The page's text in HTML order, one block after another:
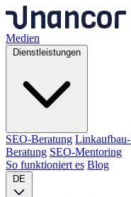
Medien
Dienstleistungen
SEO-Beratung
Beratung SEO-Mentoring
So funktioniert es Blog
DE